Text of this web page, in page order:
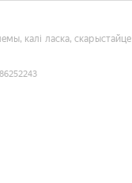
калі ласка, скарыстайце